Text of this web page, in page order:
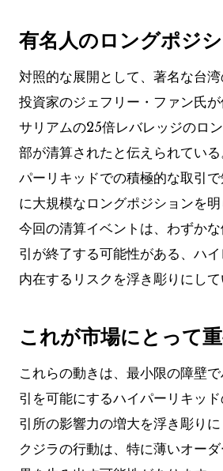
有名人のロングポジ
対照的な展開として、著名な台
投資家のジェフリー・ファン氏
サリアムの25倍レバレッジのロ
部が清算されたと伝えられてい
パーリキッドでの積極的な取引
に大規模なロングポジションを明
今回の清算イベントは、わずか
引が終了する可能性がある、ハ
内在するリスクを浮き彫りにして
これが市場にとって
これらの動きは、最小限の障壁
引を可能にするハイパーリキッ
引所の影響力の増大を浮き彫り
クジラの行動は、特に薄いオー